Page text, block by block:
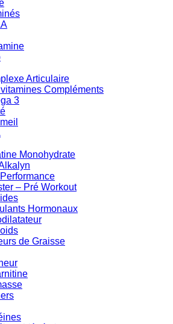
Articulaire
Compléments
3
Monohydrate
– Pré Workout
Hormonaux
de Graisse